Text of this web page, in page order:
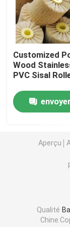
bande de
Pinceau de
Brosses à vis
Brosses à
Pinceau à
Pinceau à
Customized
Wood
PVC Sisal
Aperçu
Qualité